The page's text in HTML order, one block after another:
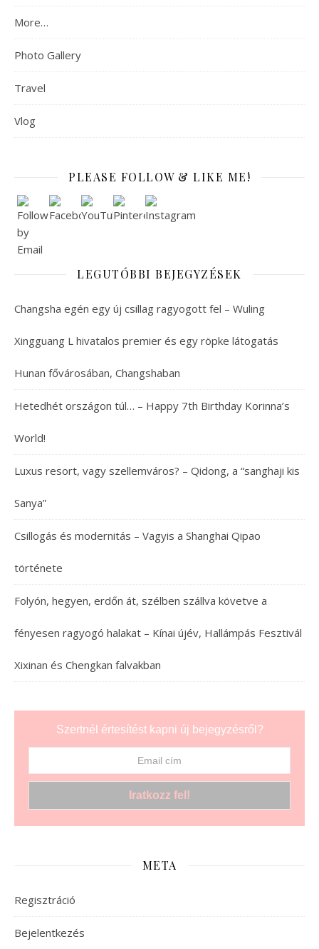
More…
Photo Gallery
Travel
Vlog
PLEASE FOLLOW & LIKE ME!
LEGUTÓBBI BEJEGYZÉSEK
Changsha egén egy új csillag ragyogott fel – Wuling
Xingguang L hivatalos premier és egy röpke látogatás
Hunan fővárosában, Changshaban
Hetedhét országon túl… – Happy 7th Birthday Korinna’s
World!
Luxus resort, vagy szellemváros? – Qidong, a “sanghaji kis
Sanya”
Csillogás és modernitás – Vagyis a Shanghai Qipao
története
Folyón, hegyen, erdőn át, szélben szállva követve a
fényesen ragyogó halakat – Kínai újév, Hallámpás Fesztivál
Xixinan és Chengkan falvakban
Szertnél értesítést kapni új bejegyzésről?
META
Regisztráció
Bejelentkezés